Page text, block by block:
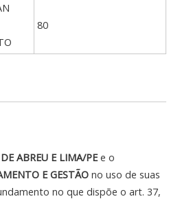
80
ABREU E LIMA/PEe o
E GESTÃO no uso de suas
no que dispõe o art. 37,